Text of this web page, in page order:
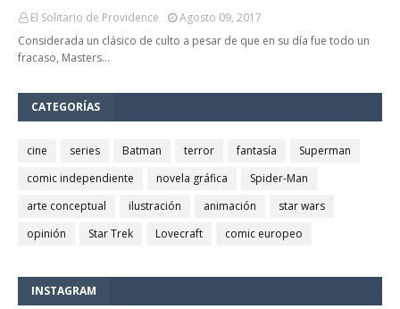
El Solitario de Providence
Agosto 09, 2017
Considerada un clásico de culto a pesar de que en su día fue todo un
fracaso, Masters…
CATEGORÍAS
cine series Batman terror fantasía
Superman
comic independiente
novela gráfica
Spider-Man
arte conceptual
ilustración animación
star wars
opinión
Star Trek Lovecraft comic europeo
INSTAGRAM